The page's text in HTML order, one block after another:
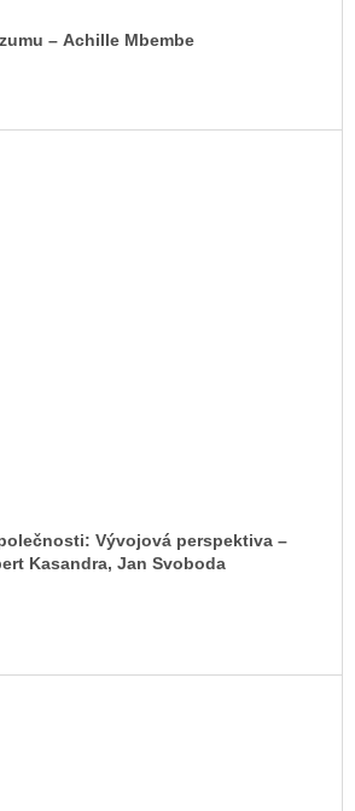
Kritika černého rozumu – Achille Mbembe
Vývojová perspektiva –
Kasandra, Jan Svoboda